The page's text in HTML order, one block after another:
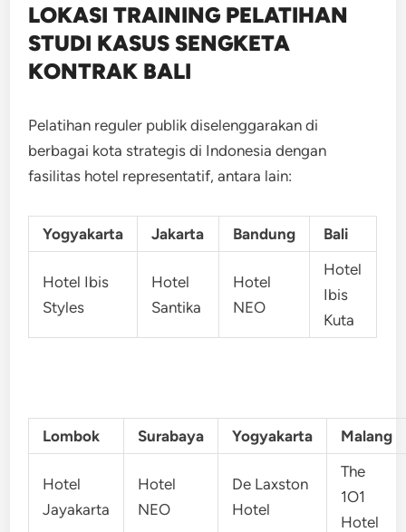
LOKASI TRAINING PELATIHAN
STUDI KASUS SENGKETA
KONTRAK BALI
Pelatihan reguler publik diselenggarakan di
berbagai kota strategis di Indonesia dengan
fasilitas hotel representatif, antara lain:
Yogyakarta Jakarta Bandung Bali
Hotel Ibis
Styles
Hotel
Santika
Hotel
NEO
Hotel
Ibis
Kuta
Lombok Surabaya Yogyakarta Malang
Hotel
Jayakarta
Hotel
NEO
De Laxston
Hotel
The
1O1
Hotel